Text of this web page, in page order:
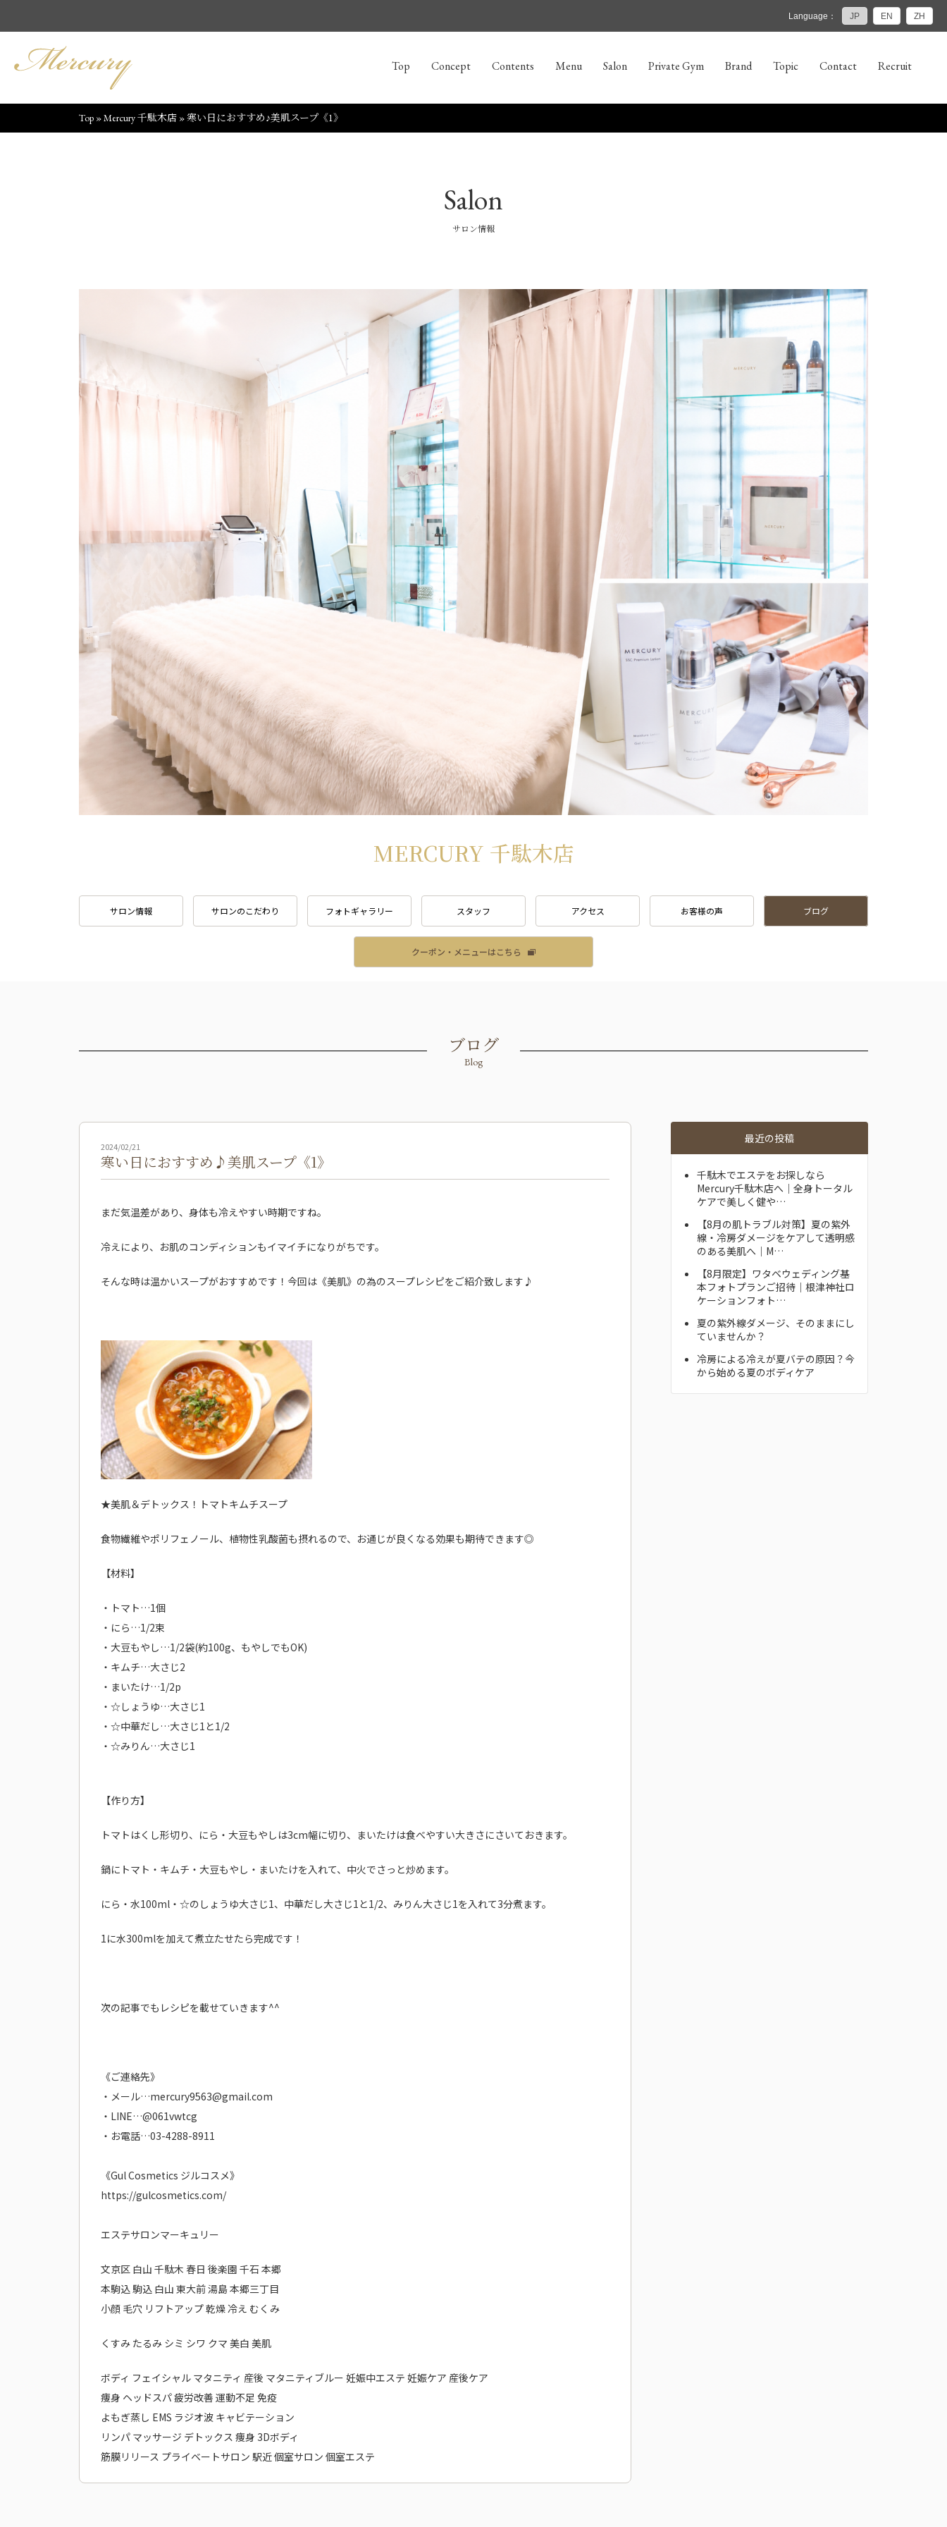
Language： JP EN ZH
Top Concept Contents Menu Salon Private Gym Brand Topic Contact Recruit
Top »Mercury 千駄木店 »寒い日におすすめ♪美肌スープ《1》
Salon
サロン情報
MERCURY 千駄木店
サロン情報 サロンのこだわり フォトギャラリー スタッフ アクセス お客様の声 ブログ
クーポン・メニューはこちら
ブログ
Blog
2024/02/21
寒い日におすすめ♪美肌スープ《1》
まだ気温差があり、身体も冷えやすい時期ですね。
冷えにより、お肌のコンディションもイマイチになりがちです。
そんな時は温かいスープがおすすめです！今回は《美肌》の為のスープレシピをご紹介致します♪
★美肌＆デトックス！トマトキムチスープ
食物繊維やポリフェノール、植物性乳酸菌も摂れるので、お通じが良くなる効果も期待できます◎
【材料】
・トマト…1個
・にら…1/2束
・大豆もやし…1/2袋(約100g、もやしでもOK)
・キムチ…大さじ2
・まいたけ…1/2p
・☆しょうゆ…大さじ1
・☆中華だし…大さじ1と1/2
・☆みりん…大さじ1
【作り方】
トマトはくし形切り、にら・大豆もやしは3cm幅に切り、まいたけは食べやすい大きさにさいておきます。
鍋にトマト・キムチ・大豆もやし・まいたけを入れて、中火でさっと炒めます。
にら・水100ml・☆の しょうゆ大さじ1、中華だし大さじ1と1/2、みりん大さじ1を入れて3分煮ます。
1に水300mlを加えて煮立たせたら完成です！
次の記事でもレシピを載せていきます^^
《ご連絡先》
・メール…mercury9563@gmail.com
・LINE…@061vwtcg
・お電話…03-4288-8911
《Gul Cosmetics ジルコスメ》
https://gulcosmetics.com/
エステサロンマーキュリー
文京区 白山 千駄木 春日 後楽園 千石 本郷
本駒込 駒込 白山 東大前 湯島 本郷三丁目
小顔 毛穴 リフトアップ 乾燥 冷え むくみ
くすみ たるみ シミ シワ クマ 美白 美肌
ボディ フェイシャル マタニティ 産後 マタニティブルー 妊娠中エステ 妊娠ケア 産後ケア
痩身 ヘッドスパ 疲労改善 運動不足 免疫
よもぎ蒸し EMS ラジオ波 キャビテーション
リンパ マッサージ デトックス 痩身 3Dボディ
筋膜リリース プライベートサロン 駅近 個室サロン 個室エステ
最近の投稿
千駄木でエステをお探しなら
Mercury千駄木店へ｜全身トータル
ケアで美しく健や…
【8月の肌トラブル対策】夏の紫外
線・冷房ダメージをケアして透明感
のある美肌へ｜M…
【8月限定】ワタベウェディング基
本フォトプランご招待｜根津神社ロ
ケーションフォト…
夏の紫外線ダメージ、そのままにし
ていませんか？
冷房による冷えが夏バテの原因？今
から始める夏のボディケア